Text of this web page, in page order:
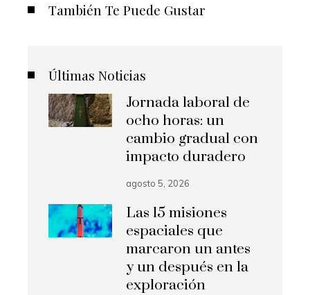
También Te Puede Gustar
Últimas Noticias
Jornada laboral de
ocho horas: un
cambio gradual con
impacto duradero
agosto 5, 2026
Las 15 misiones
espaciales que
marcaron un antes
y un después en la
exploración